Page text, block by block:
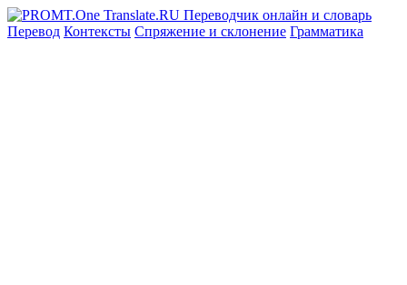
Перевод Контексты Спряжение и склонение Грамматика